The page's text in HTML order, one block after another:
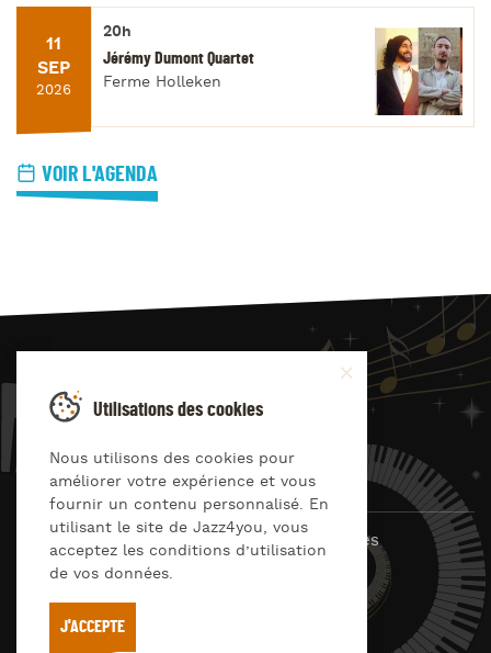
11
SEP
2026
20h
Jérémy Dumont Quartet
Ferme Holleken
VOIR L'AGENDA
JAZZ4
© Jazz4you 2019 – 2026 Tous droits réservés
Déclaration de confidentialité
RGPD & consentement
Conditions générales d’utilisation
Utilisations des cookies
Nous utilisons des cookies pour
améliorer votre expérience et vous
fournir un contenu personnalisé. En
utilisant le site de Jazz4you, vous
acceptez les conditions d’utilisation
de vos données.
J'ACCEPTE